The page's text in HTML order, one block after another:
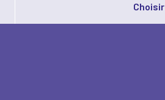
Choisir